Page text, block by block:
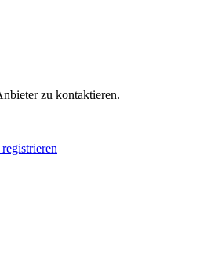
zu kontaktieren.